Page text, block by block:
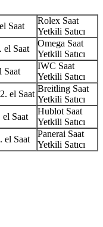
Saat
Rolex Saat
Yetkili Satıcı
el Saat
Omega Saat
Yetkili Satıcı
Saat
IWC Saat
Yetkili Satıcı
el Saat
Breitling Saat
Yetkili Satıcı
Saat
Hublot Saat
Yetkili Satıcı
el Saat
Panerai Saat
Yetkili Satıcı